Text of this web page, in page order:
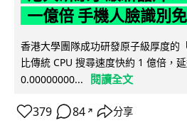
一億倍 手機人臉識別
香港大學團隊成功研發原子級厚度的
比傳統 CPU 搜尋速度快約 1 億倍，
0.00000000...
閱讀全文
379 84 ↗ 分享